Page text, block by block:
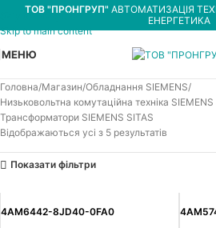
Skip to navigation
Skip to main content
ТОВ "ПРОНГРУП" АВТОМАТИЗАЦІЯ
ЕНЕРГЕТИКА
МЕНЮ
Головна Магазин Обладнання SIEMENS
Низьковольтна комутаційна техніка SIEMENS
Трансформатори SIEMENS SITAS
Відображаються усі з 5 результатів
Показати фільтри
4AM6442-8JD40-0FA0